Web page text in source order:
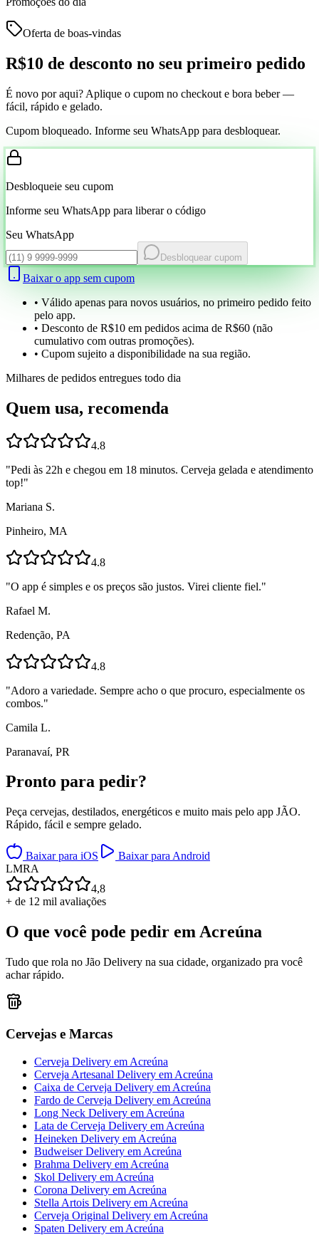
Oferta de boas-vindas
R$10 de desconto no seu primeiro pedido
É novo por aqui? Aplique o cupom no checkout e bora beber —
fácil, rápido e gelado.
Cupom bloqueado. Informe seu WhatsApp para desbloquear.
Desbloqueie seu cupom
Informe seu WhatsApp para liberar o código
Seu WhatsApp
Desbloquear cupom
Baixar o app sem cupom
• Válido apenas para novos usuários, no primeiro pedido feito
pelo app.
• Desconto de R$10 em pedidos acima de R$60 (não
cumulativo com outras promoções).
• Cupom sujeito a disponibilidade na sua região.
Milhares de pedidos entregues todo dia
Quem usa, recomenda
4.8
"Pedi às 22h e chegou em 18 minutos. Cerveja gelada e atendimento
top!"
Mariana S.
Pinheiro, MA
4.8
"O app é simples e os preços são justos. Virei cliente fiel."
Rafael M.
Redenção, PA
4.8
"Adoro a variedade. Sempre acho o que procuro, especialmente os
combos."
Camila L.
Paranavaí, PR
Pronto para pedir?
Peça cervejas, destilados, energéticos e muito mais pelo app JÃO.
Rápido, fácil e sempre gelado.
Baixar para iOS
Baixar para Android
LMRA
4,8
+ de 12 mil avaliações
O que você pode pedir emAcreúna
Tudo que rola no Jão Delivery na sua cidade, organizado pra você
achar rápido.
Cervejas e Marcas
Cerveja Delivery em Acreúna
Cerveja Artesanal Delivery em Acreúna
Caixa de Cerveja Delivery em Acreúna
Fardo de Cerveja Delivery em Acreúna
Long Neck Delivery em Acreúna
Lata de Cerveja Delivery em Acreúna
Heineken Delivery em Acreúna
Budweiser Delivery em Acreúna
Brahma Delivery em Acreúna
Skol Delivery em Acreúna
Corona Delivery em Acreúna
Stella Artois Delivery em Acreúna
Cerveja Original Delivery em Acreúna
Spaten Delivery em Acreúna